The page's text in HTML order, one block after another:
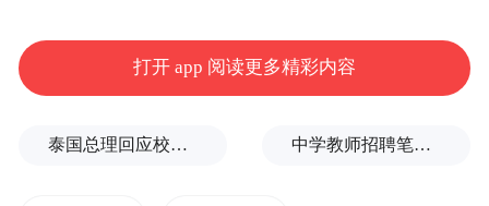
关注萧山文旅官方微信公众号
打开 app 阅读更多精彩内容
泰国总理回应校园枪击事件：这是很不幸的事情 中学教师招聘笔试前13名被淘汰，后5名进体检，官方通报